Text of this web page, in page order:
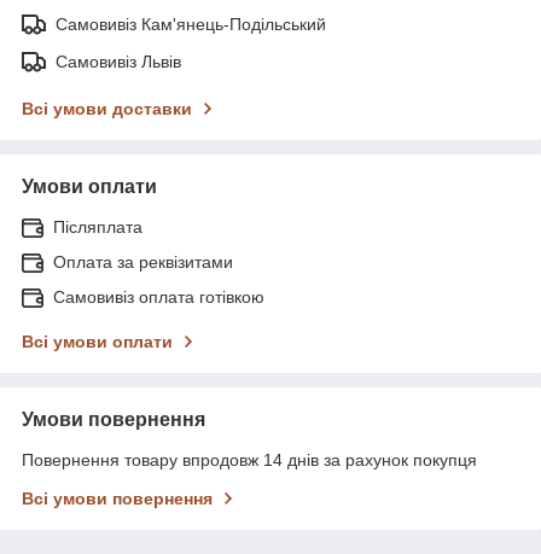
Самовивіз Кам'янець-Подільський
Самовивіз Львів
Всі умови доставки
Умови оплати
Післяплата
Оплата за реквізитами
Самовивіз оплата готівкою
Всі умови оплати
Умови повернення
Повернення товару впродовж 14 днів за рахунок покупця
Всі умови повернення